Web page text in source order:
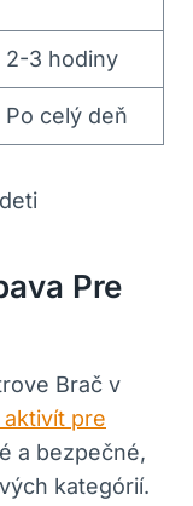
2-3 hodiny
Po celý deň
Pre
Brač v
pre
a bezpečné,
kategórií.